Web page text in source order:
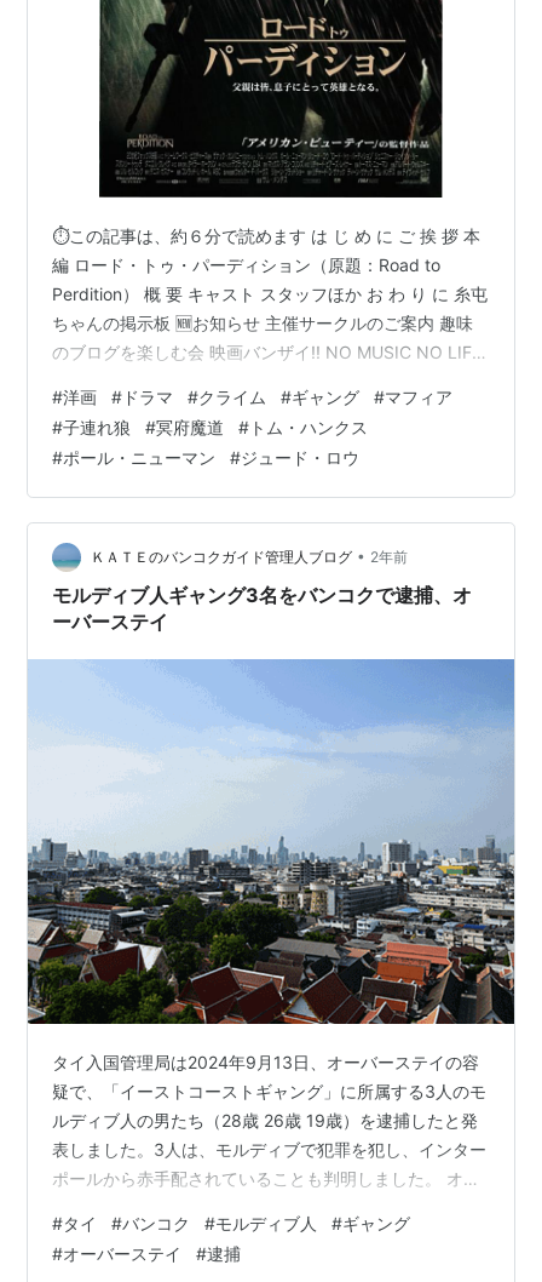
⏱この記事は、約６分で読めます は じ め に ご 挨 拶 本
編 ロード・トゥ・パーディション（原題：Road to
Perdition） 概 要 キャスト スタッフほか お わ り に 糸屯
ちゃんの掲示板 🆕お知らせ 主催サークルのご案内 趣味
のブログを楽しむ会 映画バンザイ!! NO MUSIC NO LIFE
2016年にブログを創めた人のサークル ブログサークルコ
メント ＃ハッシュタグ（IN POINT） やる気✖１００倍
ポパイのほうれん草 は じ め に ご 挨 拶 おばんです 🍺 _
_))ﾍﾟｺﾘ 白石ですさて本日のテー…
#洋画 # ドラマ #クライム #ギャング #マフィア
#子連れ狼 #冥府魔道 # トム・ハンクス
#ポール・ニューマン #ジュード・ロウ
ＫＡＴＥのバンコクガイド管理人ブログ • 2年前
モルディブ人ギャング3名をバンコクで逮捕、オ
ーバーステイ
タイ入国管理局は2024年9月13日、オーバーステイの容
疑で、「イーストコーストギャング」に所属する3人のモ
ルディブ人の男たち（28歳 26歳 19歳）を逮捕したと発
表しました。3人は、モルディブで犯罪を犯し、インター
ポールから赤手配されていることも判明しました。 オー
バンカピ区フアマークのラムカムヘン通りにあるコンド
ミニアムでした。 入国管理局捜査第4課の調べにより、
#タイ #バンコク #モルディブ人 #ギャング
#オーバーステイ #逮捕